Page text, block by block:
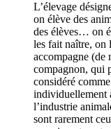
L’élevage
on élève des
des élèves… on
les fait naître, on
accompagne (de
compagnon, qui
considéré
individuellement
l’industrie
sont rarement